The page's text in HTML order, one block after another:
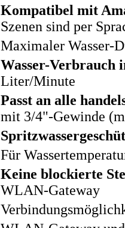
Kompatibel mit
Szenen sind per
Maximaler Wasser-
Wasser-Verbrauch
Liter/Minute
Passt an alle
mit 3/4"-Gewinde
Für
Keine blockierte
WLAN-Gateway